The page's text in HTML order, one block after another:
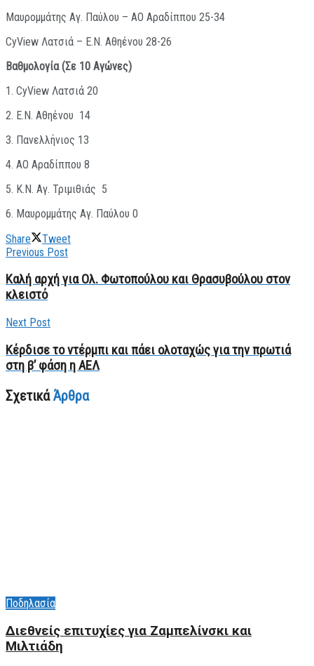
Mαυρομμάτης Αγ. Παύλου – ΑΟ Αραδίππου 25-34
CyView Λατσιά – Ε.Ν. Αθηένου 28-26
Βαθμολογία (Σε 10 Αγώνες)
1. CyView Λατσιά 20
2. Ε.Ν. Αθηένου 14
3. Πανελλήνιος 13
4. ΑΟ Αραδίππου 8
5. Κ.Ν. Αγ. Τριμιθιάς 5
6. Mαυρομμάτης Αγ. Παύλου 0
Share
Tweet
Previous Post
Καλή αρχή για Ολ. Φωτοπούλου και Θρασυβούλου στον
κλειστό
Next Post
Κέρδισε το ντέρμπι και πάει ολοταχώς για την πρωτιά
στη β’ φάση η ΑΕΛ
ΣχετικάΆρθρα
Ποδηλασία
Διεθνείς επιτυχίες για Ζαμπελίνσκι και
Μιλτιάδη